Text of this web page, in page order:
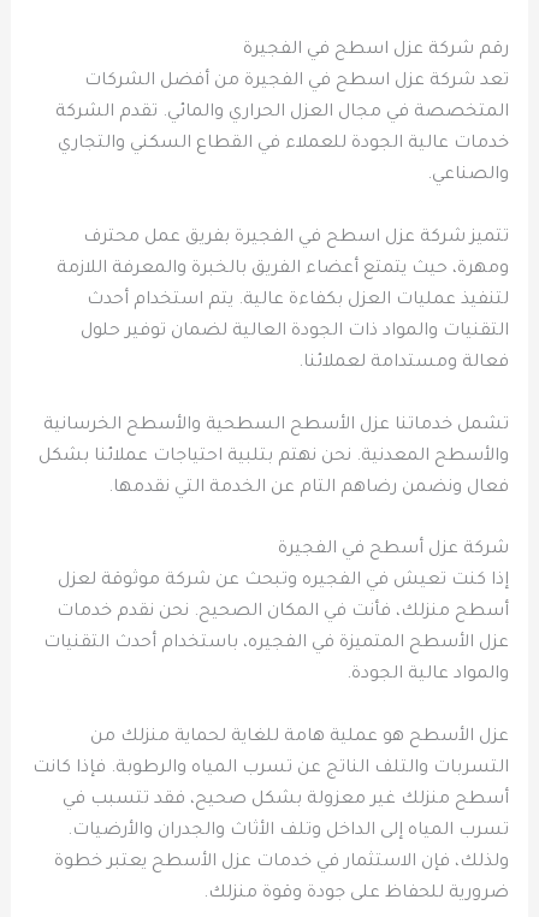
رقم شركة عزل اسطح في الفجيرة
تعد شركة عزل اسطح في الفجيرة من أفضل الشركات
المتخصصة في مجال العزل الحراري والمائي. تقدم الشركة
خدمات عالية الجودة للعملاء في القطاع السكني والتجاري
والصناعي.
تتميز شركة عزل اسطح في الفجيرة بفريق عمل محترف
ومهرة، حيث يتمتع أعضاء الفريق بالخبرة والمعرفة اللازمة
لتنفيذ عمليات العزل بكفاءة عالية. يتم استخدام أحدث
التقنيات والمواد ذات الجودة العالية لضمان توفير حلول
فعالة ومستدامة لعملائنا.
تشمل خدماتنا عزل الأسطح السطحية والأسطح الخرسانية
والأسطح المعدنية. نحن نهتم بتلبية احتياجات عملائنا بشكل
فعال ونضمن رضاهم التام عن الخدمة التي نقدمها.
شركة عزل أسطح في الفجيرة
إذا كنت تعيش في الفجيره وتبحث عن شركة موثوقة لعزل
أسطح منزلك، فأنت في المكان الصحيح. نحن نقدم خدمات
عزل الأسطح المتميزة في الفجيره، باستخدام أحدث التقنيات
والمواد عالية الجودة.
عزل الأسطح هو عملية هامة للغاية لحماية منزلك من
التسربات والتلف الناتج عن تسرب المياه والرطوبة. فإذا كانت
أسطح منزلك غير معزولة بشكل صحيح، فقد تتسبب في
تسرب المياه إلى الداخل وتلف الأثاث والجدران والأرضيات.
ولذلك، فإن الاستثمار في خدمات عزل الأسطح يعتبر خطوة
ضرورية للحفاظ على جودة وقوة منزلك.